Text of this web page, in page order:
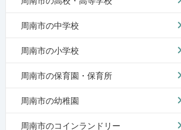
周南市の中学校
周南市の小学校
周南市の保育園・保育所
周南市の幼稚園
周南市のコインランドリー